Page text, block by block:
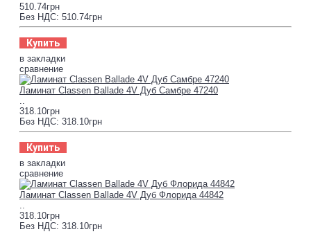
510.74грн
Без НДС: 510.74грн
Купить
в закладки
сравнение
Ламинат Classen Ballade 4V Дуб Самбре 47240
318.10грн
Без НДС: 318.10грн
Купить
в закладки
сравнение
Ламинат Classen Ballade 4V Дуб Флорида 44842
318.10грн
Без НДС: 318.10грн